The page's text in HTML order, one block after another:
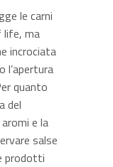
le carni
life, ma
incrociata
l’apertura
quanto
del
e la
salse
prodotti